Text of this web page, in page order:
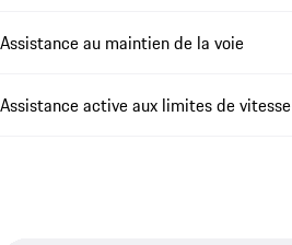
Assistance au maintien de la voie
Assistance active aux limites de vitesse